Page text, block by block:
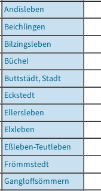
Andisleben
Beichlingen
Bilzingsleben
Büchel
Buttstädt, Stadt
Eckstedt
Ellersleben
Elxleben
Eßleben-Teutleben
Frömmstedt
Gangloffsömmern